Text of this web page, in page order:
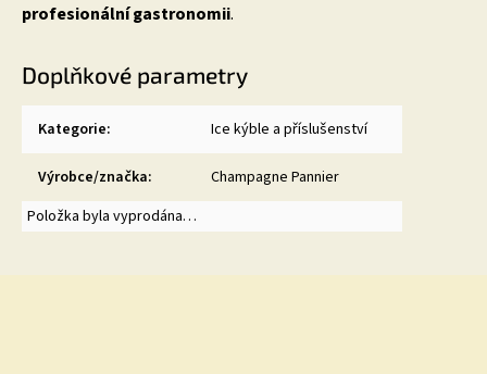
profesionální gastronomii.
Doplňkové parametry
Kategorie: Ice kýble a příslušenství
Výrobce/značka:
Champagne Pannier
Položka byla vyprodána…